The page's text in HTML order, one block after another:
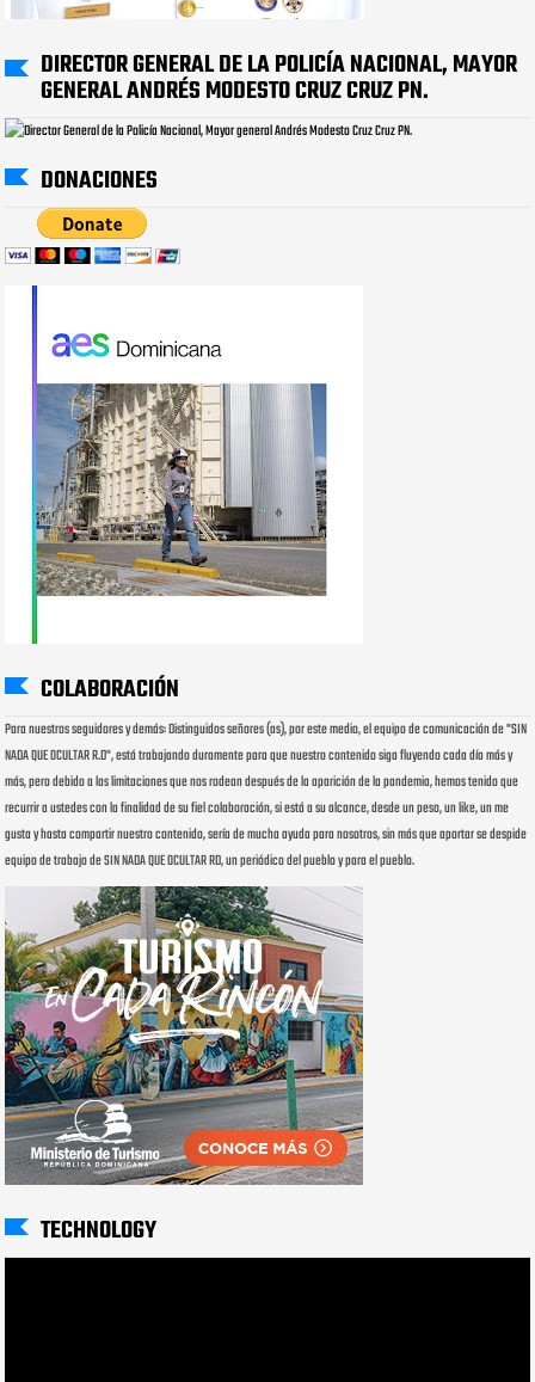
DIRECTOR GENERAL DE LA POLICÍA NACIONAL, MAYOR
GENERAL ANDRÉS MODESTO CRUZ CRUZ PN.
DONACIONES
COLABORACIÓN
Para nuestros seguidores y demás: Distinguidos señores (as), por este medio, el equipo de comunicación de "SIN
NADA QUE OCULTAR R.D", está trabajando duramente para que nuestro contenido siga fluyendo cada día más y
más, pero debido a las limitaciones que nos rodean después de la aparición de la pandemia, hemos tenido que
recurrir a ustedes con la finalidad de su fiel colaboración, si está a su alcance, desde un peso, un like, un me
gusta y hasta compartir nuestro contenido, sería de mucha ayuda para nosotros, sin más que aportar se despide
equipo de trabajo de SIN NADA QUE OCULTAR RD, un periódico del pueblo y para el pueblo.
TECHNOLOGY